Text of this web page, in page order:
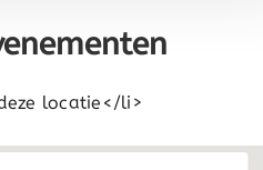
locatie</li>